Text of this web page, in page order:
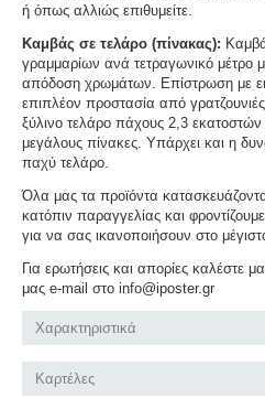
ή όπως αλλιώς επιθυμείτε.
Καμβάς σε τελάρο (πίνακας):
γραμμαρίων ανά τετραγωνικό μέτρο
απόδοση χρωμάτων. Επίστρωση με
επιπλέον προστασία από
ξύλινο τελάρο πάχους 2,3 εκατοστών
μεγάλους πίνακες. Υπάρχει και η
παχύ τελάρο.
Όλα μας τα προϊόντα
κατόπιν παραγγελίας και
για να σας ικανοποιήσουν στο
Για ερωτήσεις και απορίες καλέστε
μας e-mail στο info@iposter.gr
Χαρακτηριστικά
Καρτέλες